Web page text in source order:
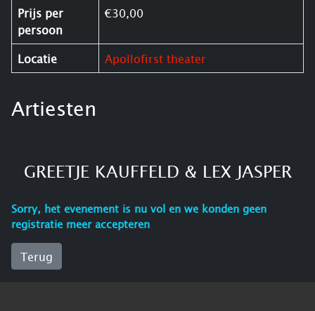
Prijs per
persoon
€30,00
Locatie Apollofirst theater
Artiesten
GREETJE KAUFFELD & LEX JASPER
Sorry, het evenement is nu vol en we konden geen
registratie meer accepteren
Terug